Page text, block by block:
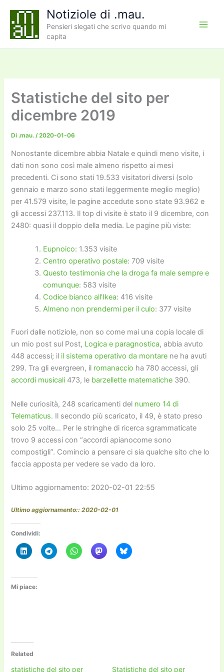
contenuto
Notiziole di .mau.
Pensieri slegati che scrivo quando mi
capita
Statistiche del sito per
dicembre 2019
Di .mau./2020-01-06
Nonostante dicembre abbia Natale e quindi meno visite, i
dati non sono così male almeno rispetto ai mesi
precedenti. Ci sono stati 19.533 visitatori diversi (solo
gennaio e marzo sono stati leggermente meglio meglio)
per 41.579 visite, le pagine accedute sono state 93.962 e
gli accessi 237.113. Il top di visite è stato il 9 dicembre, con
2480: quasi il doppio della media. Le pagine più viste:
Eupnoico: 1.353 visite
Centro operativo postale: 709 visite
Questo testimonia che la droga fa male sempre e
comunque: 583 visite
Codice bianco all’Ikea: 416 visite
Almeno non prendermi per il culo: 377 visite
Fuori dalle notiziole, non so come mai una copia locale di
un mio post sul Post, Logica e paragnostica, abbia avuto
448 accessi; il il sistema operativo da montare ne ha avuti
299. Tra gli evergreen, il romanaccio ha 780 accessi, gli
accordi musicali 473, le barzellette matematiche 390.
Nelle curiosità, 248 scaricamenti del numero 14 di
Telematicus. Il secondo più scaricato, il 49, è stato preso
solo 25 volte… Per le stringhe di ricerca sgrammaticate
trovo 9 accessi con “accordi apianocome sono
compostigli”. Comincio a pensare ci sia qualche sito che lo
faccia apposta per vedere se vado da loro.
Ultimo aggiornamento: 2020-02-01 22:55
Ultimo aggiornamento:: 2020-02-01
Condividi:
Mi piace:
Related
statistiche del sito per Statistiche del sito per